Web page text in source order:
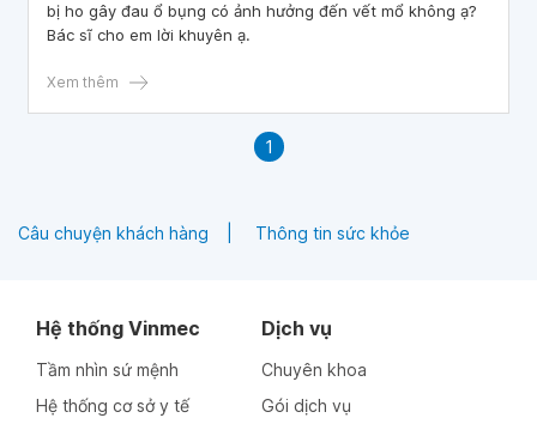
bị ho gây đau ổ bụng có ảnh hưởng đến vết mổ không ạ?
Bác sĩ cho em lời khuyên ạ.
Xem thêm
1
Câu chuyện khách hàng Thông tin sức khỏe
Hệ thống Vinmec
Tầm nhìn sứ mệnh
Hệ thống cơ sở y tế
Dịch vụ
Chuyên khoa
Gói dịch vụ